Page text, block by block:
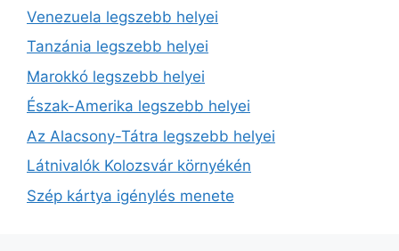
Venezuela legszebb helyei
Tanzánia legszebb helyei
Marokkó legszebb helyei
Észak-Amerika legszebb helyei
Az Alacsony-Tátra legszebb helyei
Látnivalók Kolozsvár környékén
Szép kártya igénylés menete